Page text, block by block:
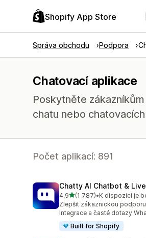
Shopify App Store
Správa obchodu Podpora
Chatovací aplikace
Poskytněte
chatu nebo
Počet aplikací: 891
Chatty AI Chatbot &
4,9z 5 hvězd
(1 787)
Celkový počet recenzí: 1787
•
Zlepšit zákaznickou
Integrace a časté dotazy
Built for Shopify